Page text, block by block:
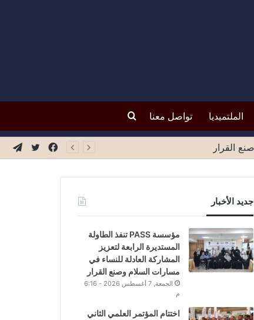
الملتميديا تواصل معنا بحث
تويتر
فيسبوك
جديد الأخبار
مؤسسة PASS تنفذ الطاولة
المستديرة الرابعة لتعزيز
المشاركة العادلة للنساء في
مسارات السلام وصنع القرار
الجمعة, 7 أغسطس 2026 - 6:16
م
اختتام المؤتمر العلمي الثاني